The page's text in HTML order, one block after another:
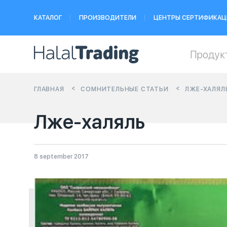
КАТАЛОГ ПРОИЗВОДИТЕЛИ ЦЕНТРЫ
ГЛАВНАЯ СОМНИТЕЛЬНЫЕ СТАТЬИ ЛЖЕ-
Лже-халяль
8 september 2017